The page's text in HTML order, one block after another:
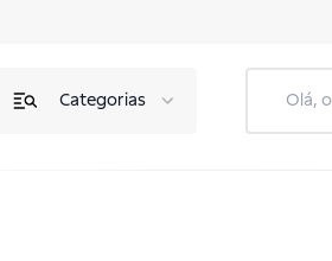
Categorias